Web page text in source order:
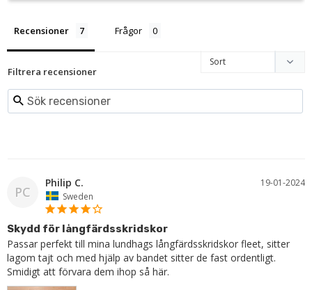
Recensioner Frågor
Filtrera recensioner
PC
19-01-2024
Philip C.
Sweden
Skydd för långfärdsskridskor
Passar perfekt till mina lundhags långfärdsskridskor fleet, sitter
lagom tajt och med hjälp av bandet sitter de fast ordentligt.